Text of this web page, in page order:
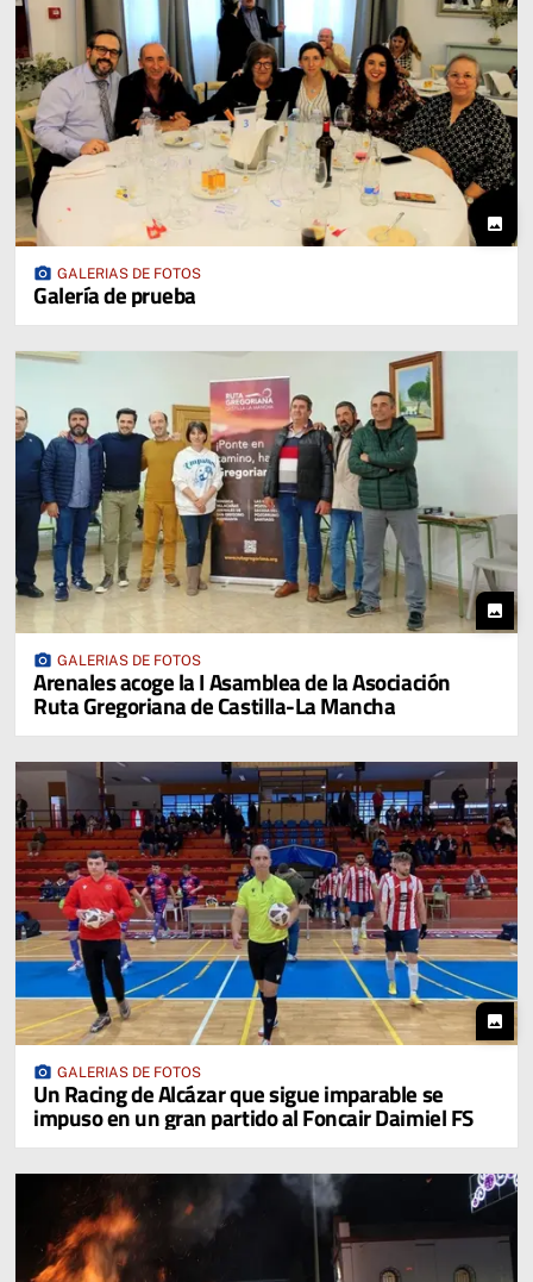
photo
photo_camera GALERIAS DE FOTOS
Galería de prueba
photo
photo_camera GALERIAS DE FOTOS
Arenales acoge la I Asamblea de la Asociación
Ruta Gregoriana de Castilla-La Mancha
photo
photo_camera GALERIAS DE FOTOS
Un Racing de Alcázar que sigue imparable se
impuso en un gran partido al Foncair Daimiel FS